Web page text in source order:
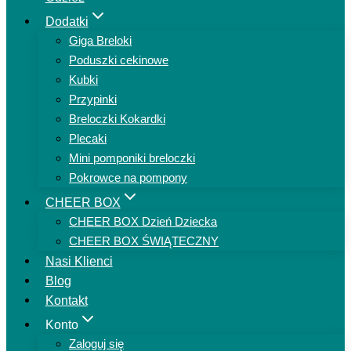
Dodatki
Giga Breloki
Poduszki cekinowe
Kubki
Przypinki
Breloczki Kokardki
Plecaki
Mini pomponiki breloczki
Pokrowce na pompony
CHEER BOX
CHEER BOX Dzień Dziecka
CHEER BOX ŚWIĄTECZNY
Nasi Klienci
Blog
Kontakt
Konto
Zaloguj się